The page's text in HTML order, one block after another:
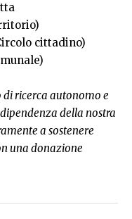
cittadino)
ricerca autonomo e
della nostra
a sostenere
una donazione